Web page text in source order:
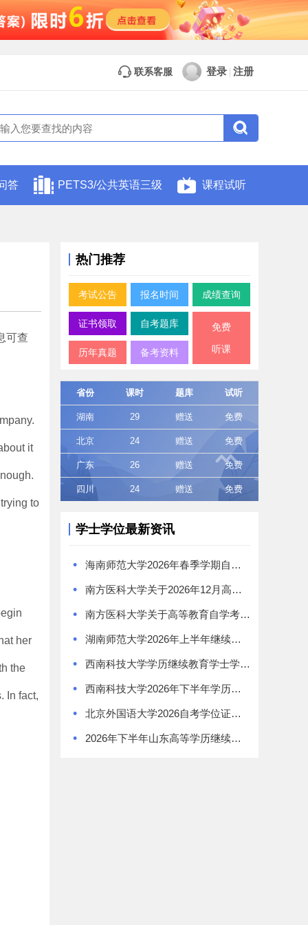
联系客服 登录 注册
答 PETS3/公共英语三级 课程试听
可查
it
to
her
the
In fact,
热门推荐
考试公告 报名时间 成绩查询
证书领取 自考题库
历年真题 备考资料
免费
听课
省份 课时 题库 试听
湖南 29 赠送 免费
北京 24 赠送 免费
广东 26 赠送 免费
四川 24 赠送 免费
学士学位最新资讯
• 海南师范大学2026年春季学期自学考试本科毕业生学士学位证书领取通知
• 南方医科大学关于2026年12月高等教育自学考试学位工作的通知
• 南方医科大学关于高等教育自学考试《食品卫生与营养学》专业学位授予问题的特别提醒
• 湖南师范大学2026年上半年继续教育学士学位证书领取通知
• 西南科技大学学历继续教育学士学位授予办法
• 西南科技大学2026年下半年学历继续教育学士学位申请通知
• 北京外国语大学2026自考学位证书领取通知
• 2026年下半年山东高等学历继续教育学士学位外语考试报名须知